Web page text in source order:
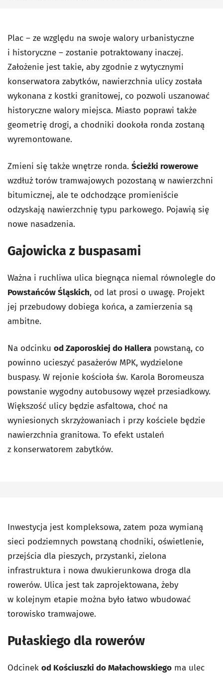
Plac – ze względu na swoje walory urbanistyczne
i historyczne – zostanie potraktowany inaczej.
Założenie jest takie, aby zgodnie z wytycznymi
konserwatora zabytków, nawierzchnia ulicy została
wykonana z kostki granitowej, co pozwoli uszanować
historyczne walory miejsca. Miasto poprawi także
geometrię drogi, a chodniki dookoła ronda zostaną
wyremontowane.
Zmieni się także wnętrze ronda. Ścieżki rowerowe
wzdłuż torów tramwajowych pozostaną w nawierzchni
bitumicznej, ale te odchodzące promieniście
odzyskają nawierzchnię typu parkowego. Pojawią się
nowe nasadzenia.
Gajowicka z buspasami
Ważna i ruchliwa ulica biegnąca niemal równolegle do
Powstańców Śląskich, od lat prosi o uwagę. Projekt
jej przebudowy dobiega końca, a zamierzenia są
ambitne.
Na odcinku od Zaporoskiej do Hallera powstaną, co
powinno ucieszyć pasażerów MPK, wydzielone
buspasy. W rejonie kościoła św. Karola Boromeusza
powstanie wygodny autobusowy węzeł przesiadkowy.
Większość ulicy będzie asfaltowa, choć na
wyniesionych skrzyżowaniach i przy kościele będzie
nawierzchnia granitowa. To efekt ustaleń
z konserwatorem zabytków.
Inwestycja jest kompleksowa, zatem poza wymianą
sieci podziemnych powstaną chodniki, oświetlenie,
przejścia dla pieszych, przystanki, zielona
infrastruktura i nowa dwukierunkowa droga dla
rowerów. Ulica jest tak zaprojektowana, żeby
w kolejnym etapie można było łatwo wbudować
torowisko tramwajowe.
Pułaskiego dla rowerów
Odcinek od Kościuszki do Małachowskiego ma ulec